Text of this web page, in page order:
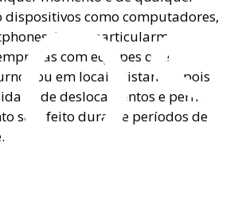
como computadores,
Isso é particularmente
com equipes que
ou em locais distantes, pois
de deslocamentos e permite
seja feito durante períodos de